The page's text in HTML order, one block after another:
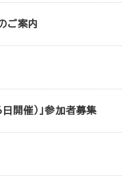
ご案内
催）」参加者募集